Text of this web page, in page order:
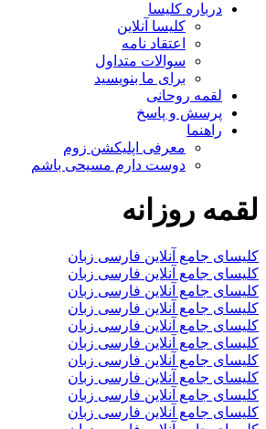
درباره کلیسا
کلیسا آنلاین
اعتقاد نامه
سوالات متداول
برای ما بنویسید
لقمه روحانی
پرسش و پاسخ
راهنما
معرفی اپلیکشن زوم
دوست دارم مسیحی باشم
لقمه روزانه
کلیسای جامع آنلاین فارسی زبان
کلیسای جامع آنلاین فارسی زبان
کلیسای جامع آنلاین فارسی زبان
کلیسای جامع آنلاین فارسی زبان
کلیسای جامع آنلاین فارسی زبان
کلیسای جامع آنلاین فارسی زبان
کلیسای جامع آنلاین فارسی زبان
کلیسای جامع آنلاین فارسی زبان
کلیسای جامع آنلاین فارسی زبان
کلیسای جامع آنلاین فارسی زبان